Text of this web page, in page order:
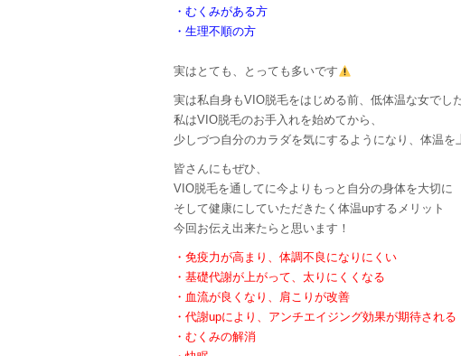
・むくみがある方
・生理不順の方
実はとても、とっても多いです
実は私自身もVIO脱毛をはじめる前、低体温な女でした
私はVIO脱毛のお手入れを始めてから、
少しづつ自分のカラダを気にするようになり、体温
皆さんにもぜひ、
VIO脱毛を通してに今よりもっと自分の身体を大切に
そして健康にしていただきたく体温upするメリット
今回お伝え出来たらと思います！
・免疫力が高まり、体調不良になりにくい
・基礎代謝が上がって、太りにくくなる
・血流が良くなり、肩こりが改善
・代謝upにより、アンチエイジング効果が期待される
・むくみの解消